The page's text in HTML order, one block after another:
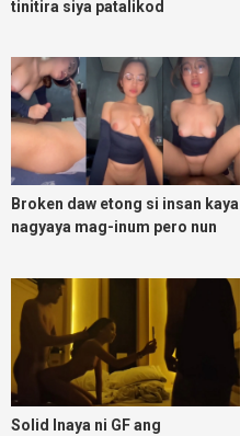
tinitira siya patalikod
Broken daw etong si insan kaya
nagyaya mag-inum pero nun
Solid Inaya ni GF ang